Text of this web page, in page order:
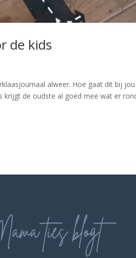
de kids
alweer. Hoe gaat dit bij
krijgt de oudste al goed mee wat er